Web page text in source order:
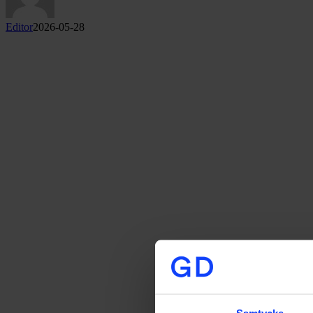
Editor2026-05-28